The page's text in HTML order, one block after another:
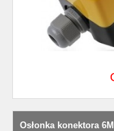
Osłonka konektora